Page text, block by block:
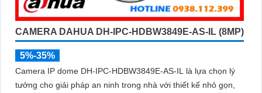
CAMERA DAHUA DH-IPC-HDBW3849E-AS-IL (8MP)
5%-35%
Camera IP dome DH-IPC-HDBW3849E-AS-IL là lựa chọn lý
tưởng cho giải pháp an ninh trong nhà với thiết kế nhỏ gọn,